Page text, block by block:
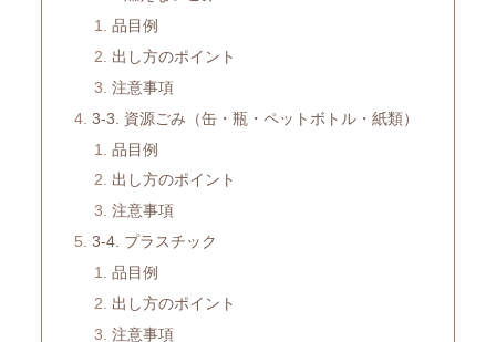
品目例
出し方のポイント
注意事項
3-3. 資源ごみ（缶・瓶・ペットボトル・紙類）
品目例
出し方のポイント
注意事項
3-4. プラスチック
品目例
出し方のポイント
注意事項